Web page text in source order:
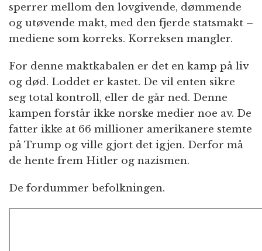
sperrer mellom den lovgivende, dømmende
og utøvende makt, med den fjerde statsmakt –
mediene som korreks. Korreksen mangler.
For denne maktkabalen er det en kamp på liv
og død. Loddet er kastet. De vil enten sikre
seg total kontroll, eller de går ned. Denne
kampen forstår ikke norske medier noe av. De
fatter ikke at 66 millioner amerikanere stemte
på Trump og ville gjort det igjen. Derfor må
de hente frem Hitler og nazismen.
De fordummer befolkningen.